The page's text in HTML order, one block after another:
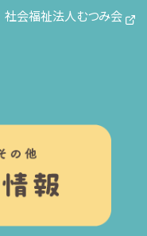
社会福祉法人むつみ会